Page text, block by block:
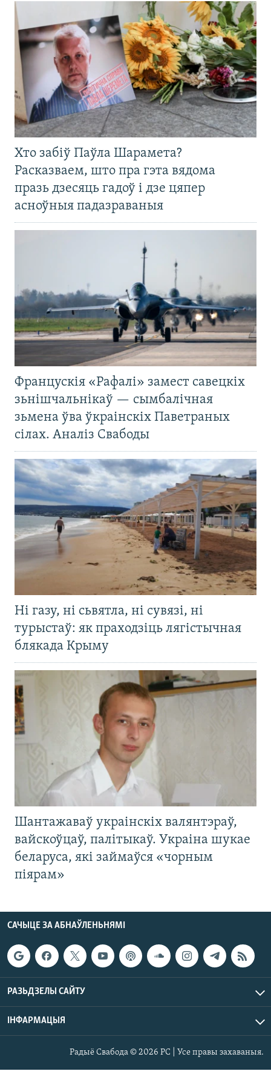
Хто забіў Паўла Шарамета?
Расказваем, што пра гэта вядома
празь дзесяць гадоў і дзе цяпер
асноўныя падазраваныя
Францускія «Рафалі» замест савецкіх
зьнішчальнікаў — сымбалічная
зьмена ўва ўкраінскіх Паветраных
сілах. Аналіз Свабоды
Ні газу, ні сьвятла, ні сувязі, ні
турыстаў: як праходзіць лягістычная
блякада Крыму
Шантажаваў украінскіх валянтэраў,
вайскоўцаў, палітыкаў. Украіна шукае
беларуса, які займаўся «чорным
піярам»
САЧЫЦЕ ЗА АБНАЎЛЕНЬНЯМІ
РАЗЬДЗЕЛЫ САЙТУ
ІНФАРМАЦЫЯ
Радыё Свабода © 2026 РС | Усе правы захаваныя.